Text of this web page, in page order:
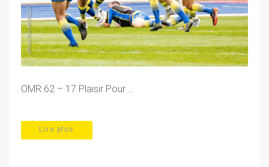
OMR 62 – 17 Plaisir Pour ...
Lire plus